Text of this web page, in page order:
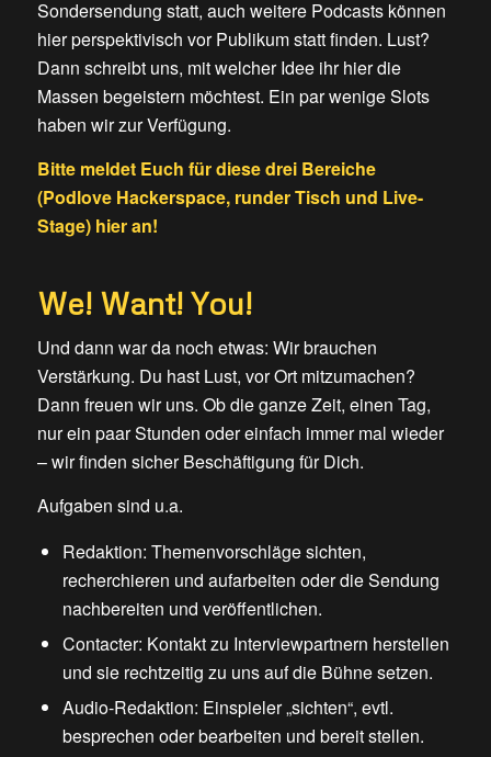
Sondersendung statt, auch weitere Podcasts können
hier perspektivisch vor Publikum statt finden. Lust?
Dann schreibt uns, mit welcher Idee ihr hier die
Massen begeistern möchtest. Ein par wenige Slots
haben wir zur Verfügung.
Bitte meldet Euch für diese drei Bereiche
(Podlove Hackerspace, runder Tisch und Live-
Stage) hier an!
We! Want! You!
Und dann war da noch etwas: Wir brauchen
Verstärkung. Du hast Lust, vor Ort mitzumachen?
Dann freuen wir uns. Ob die ganze Zeit, einen Tag,
nur ein paar Stunden oder einfach immer mal wieder
– wir finden sicher Beschäftigung für Dich.
Aufgaben sind u.a.
Redaktion: Themenvorschläge sichten,
recherchieren und aufarbeiten oder die Sendung
nachbereiten und veröffentlichen.
Contacter: Kontakt zu Interviewpartnern herstellen
und sie rechtzeitig zu uns auf die Bühne setzen.
Audio-Redaktion: Einspieler „sichten“, evtl.
besprechen oder bearbeiten und bereit stellen.